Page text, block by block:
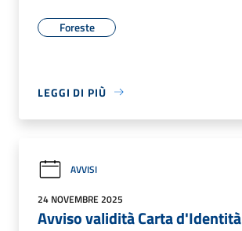
Foreste
LEGGI DI PIÙ
AVVISI
24 NOVEMBRE 2025
Avviso validità Carta d'Identità